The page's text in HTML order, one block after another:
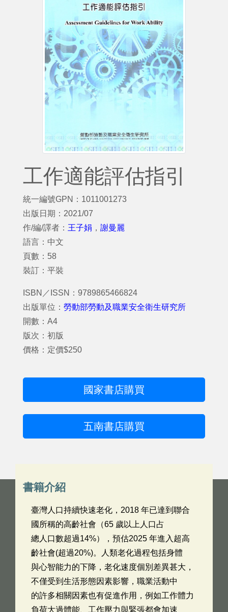
工作適能評估指引
統一編號GPN：1011001273
出版日期：2021/07
作/編/譯者： 王子娟 ， 謝曼麗
語言：中文
頁數：58
裝訂：平裝
ISBN／ISSN：9789865466824
出版單位： 勞動部勞動及職業安全衛生研究所
開數：A4
版次：初版
價格：定價$250
國家書店購買
五南書店購買
書籍介紹
臺灣人口持續快速老化，2018 年已達到聯合
國所稱的高齡社會（65 歲以上人口占
總人口數超過14%），預估2025 年進入超高
齡社會(超過20%)。人類老化過程包括身體
與心智能力的下降，老化速度個別差異甚大，
不僅受到生活形態因素影響，職業活動中
的許多相關因素也有促進作用，例如工作體力
負荷大過體能、工作壓力與緊張都會加速